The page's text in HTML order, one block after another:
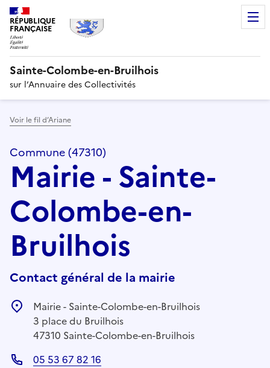
RÉPUBLIQUE
FRANÇAISE
Sainte-Colombe-en-Bruilhois
sur l’Annuaire des Collectivités
Voir le fil d’Ariane
Commune (47310)
Mairie - Sainte-
Colombe-en-
Bruilhois
Contact général de la mairie
Mairie - Sainte-Colombe-en-Bruilhois
3 place du Bruilhois
47310 Sainte-Colombe-en-Bruilhois
05 53 67 82 16